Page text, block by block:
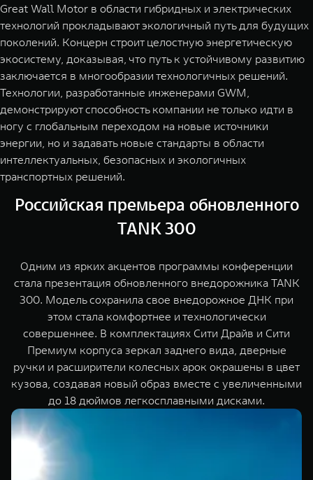
Great Wall Motor в области гибридных и электрических
технологий прокладывают экологичный путь для будущих
поколений. Концерн строит целостную энергетическую
экосистему, доказывая, что путь к устойчивому развитию
заключается в многообразии технологичных решений.
Технологии, разработанные инженерами GWM,
демонстрируют способность компании не только идти в
ногу с глобальным переходом на новые источники
энергии, но и задавать новые стандарты в области
интеллектуальных, безопасных и экологичных
транспортных решений.
Российская премьера обновленного
TANK 300
Одним из ярких акцентов программы конференции
стала презентация обновленного внедорожника TANK
300. Модель сохранила свое внедорожное ДНК при
этом стала комфортнее и технологически
совершеннее. В комплектациях Сити Драйв и Сити
Премиум корпуса зеркал заднего вида, дверные
ручки и расширители колесных арок окрашены в цвет
кузова, создавая новый образ вместе с увеличенными
до 18 дюймов легкосплавными дисками.